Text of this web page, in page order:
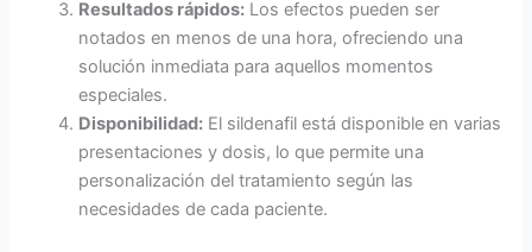
Resultados rápidos: Los efectos pueden ser
notados en menos de una hora, ofreciendo una
solución inmediata para aquellos momentos
especiales.
Disponibilidad: El sildenafil está disponible en varias
presentaciones y dosis, lo que permite una
personalización del tratamiento según las
necesidades de cada paciente.